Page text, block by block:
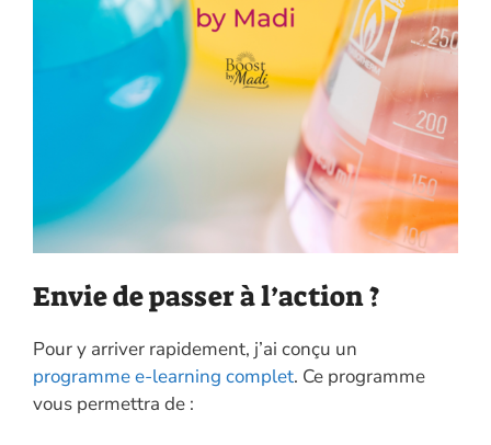
Envie de passer à l’action ?
Pour y arriver rapidement, j’ai conçu un
programme e-learning complet. Ce programme
vous permettra de :